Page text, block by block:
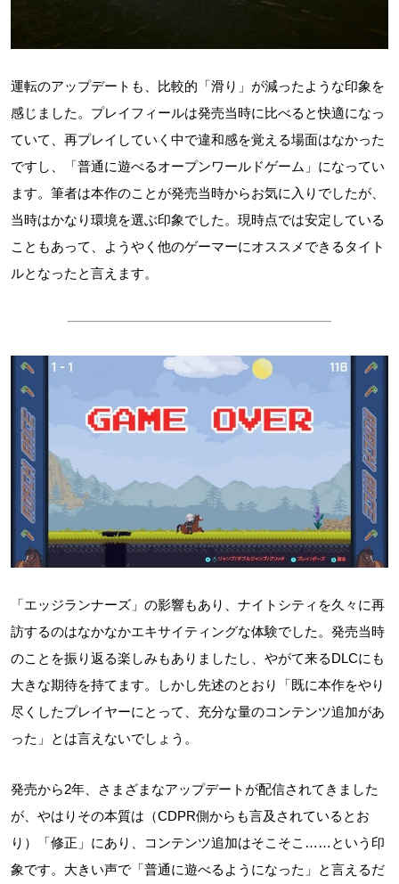
運転のアップデートも、比較的「滑り」が減ったような印象を
感じました。プレイフィールは発売当時に比べると快適になっ
ていて、再プレイしていく中で違和感を覚える場面はなかった
ですし、「普通に遊べるオープンワールドゲーム」になってい
ます。筆者は本作のことが発売当時からお気に入りでしたが、
当時はかなり環境を選ぶ印象でした。現時点では安定している
こともあって、ようやく他のゲーマーにオススメできるタイト
ルとなったと言えます。
「エッジランナーズ」の影響もあり、ナイトシティを久々に再
訪するのはなかなかエキサイティングな体験でした。発売当時
のことを振り返る楽しみもありましたし、やがて来るDLCにも
大きな期待を持てます。しかし先述のとおり「既に本作をやり
尽くしたプレイヤーにとって、充分な量のコンテンツ追加があ
った」とは言えないでしょう。
発売から2年、さまざまなアップデートが配信されてきました
が、やはりその本質は（CDPR側からも言及されているとお
り）「修正」にあり、コンテンツ追加はそこそこ……という印
象です。大きい声で「普通に遊べるようになった」と言えるだ